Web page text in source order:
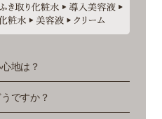
地は？
ですか？